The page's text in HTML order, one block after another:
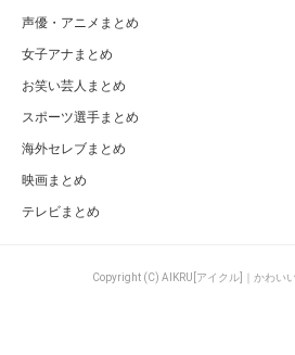
声優・アニメまとめ
女子アナまとめ
お笑い芸人まとめ
スポーツ選手まとめ
海外セレブまとめ
映画まとめ
テレビまとめ
Copyright (C) AIKRU[アイクル]｜かわい